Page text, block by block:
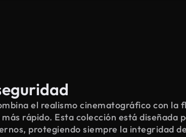
el realismo cinematográfico con la
rápido. Esta colección está diseñada
protegiendo siempre la integridad